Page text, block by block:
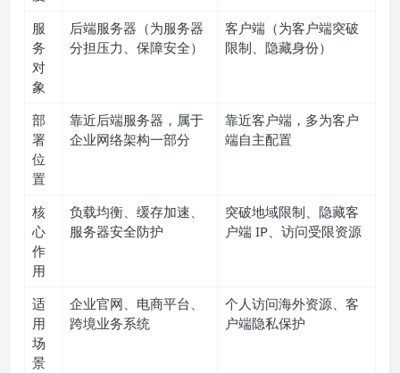
服
务
对
象
后端服务器（为服务器
分担压力、保障安全）
客户端（为客户端突破
限制、隐藏身份）
部
署
位
置
靠近后端服务器，属于
企业网络架构一部分
靠近客户端，多为客户
端自主配置
核
心
作
用
负载均衡、缓存加速、
服务器安全防护
突破地域限制、隐藏客
户端 IP、访问受限资源
适
用
场
景
企业官网、电商平台、
跨境业务系统
个人访问海外资源、客
户端隐私保护